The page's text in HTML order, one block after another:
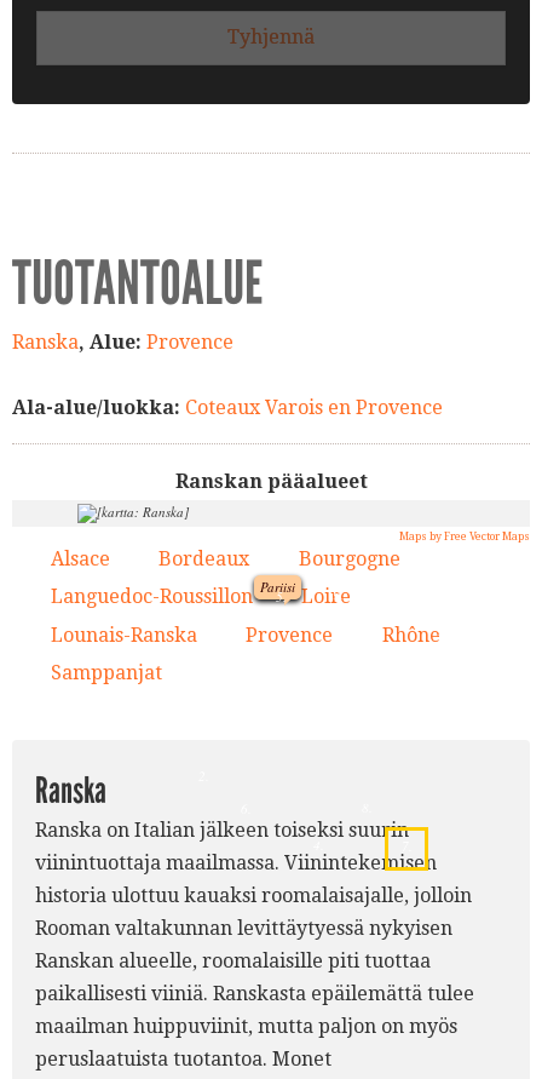
Tyhjennä
TUOTANTOALUE
Ranska, Alue: Provence
Ala-alue/luokka: Coteaux Varois en Provence
Ranskan pääalueet
Pariisi
1.
9.
Maps by Free Vector Maps
Alsace Bordeaux Bourgogne
Languedoc-Roussillon 5. Loire
Lounais-Ranska Provence Rhône
Samppanjat
Ranska
Ranska on Italian jälkeen toiseksi suurin
viinintuottaja maailmassa. Viinintekemisen
historia ulottuu kauaksi roomalaisajalle, jolloin
Rooman valtakunnan levittäytyessä nykyisen
Ranskan alueelle, roomalaisille piti tuottaa
paikallisesti viiniä. Ranskasta epäilemättä tulee
maailman huippuviinit, mutta paljon on myös
peruslaatuista tuotantoa. Monet